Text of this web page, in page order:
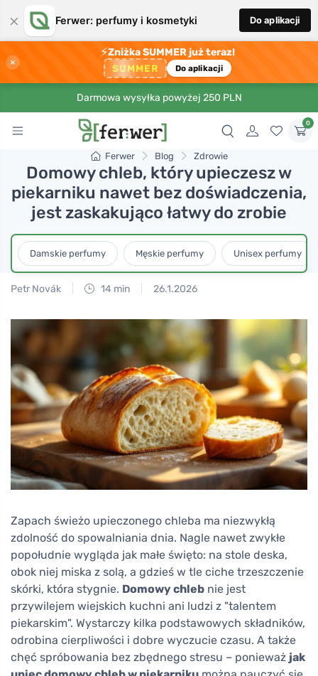
× Ferwer: perfumy i kosmetyki Do aplikacji
×
⚡Zniżka SUMMER już teraz!
SUMMER Do aplikacji
Darmowa wysyłka powyżej 250 PLN
0
Ferwer Blog Zdrowie
Domowy chleb, który upieczesz w
piekarniku nawet bez doświadczenia,
jest zaskakująco łatwy do zrobie
Damskie perfumy Męskie perfumy Unisex perfumy
Petr Novák 14 min 26.1.2026
Zapach świeżo upieczonego chleba ma niezwykłą
zdolność do spowalniania dnia. Nagle nawet zwykłe
popołudnie wygląda jak małe święto: na stole deska,
obok niej miska z solą, a gdzieś w tle ciche trzeszczenie
skórki, która stygnie. Domowy chleb nie jest
przywilejem wiejskich kuchni ani ludzi z "talentem
piekarskim". Wystarczy kilka podstawowych składników,
odrobina cierpliwości i dobre wyczucie czasu. A także
chęć spróbowania bez zbędnego stresu – ponieważ jak